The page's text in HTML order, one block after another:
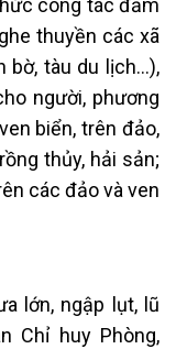
công tác đảm
thuyền các xã
bờ, tàu du lịch…),
người, phương
biển, trên đảo,
thủy, hải sản;
các đảo và ven
lớn, ngập lụt, lũ
Chỉ huy Phòng,